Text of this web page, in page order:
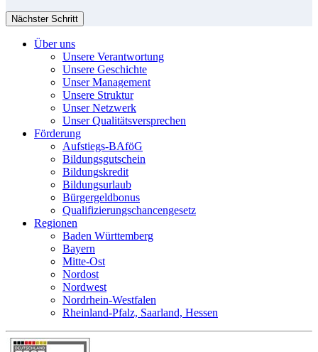
Nächster Schritt
Über uns
Unsere Verantwortung
Unsere Geschichte
Unser Management
Unsere Struktur
Unser Netzwerk
Unser Qualitätsversprechen
Förderung
Aufstiegs-BAföG
Bildungsgutschein
Bildungskredit
Bildungsurlaub
Bürgergeldbonus
Qualifizierungschancengesetz
Regionen
Baden Württemberg
Bayern
Mitte-Ost
Nordost
Nordwest
Nordrhein-Westfalen
Rheinland-Pfalz, Saarland, Hessen